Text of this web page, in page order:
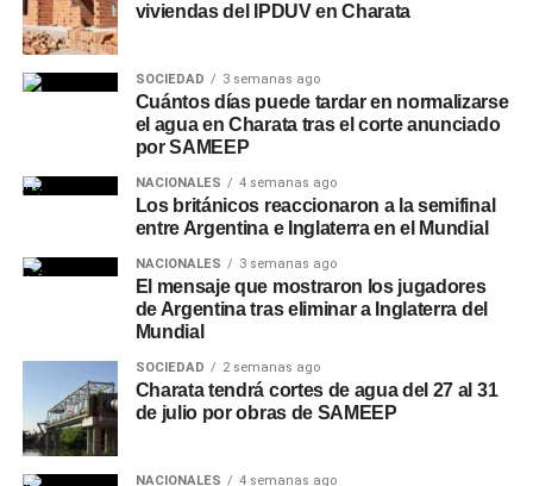
viviendas del IPDUV en Charata
SOCIEDAD 3 semanas ago
Cuántos días puede tardar en normalizarse
el agua en Charata tras el corte anunciado
por SAMEEP
NACIONALES 4 semanas ago
Los británicos reaccionaron a la semifinal
entre Argentina e Inglaterra en el Mundial
NACIONALES 3 semanas ago
El mensaje que mostraron los jugadores
de Argentina tras eliminar a Inglaterra del
Mundial
SOCIEDAD 2 semanas ago
Charata tendrá cortes de agua del 27 al 31
de julio por obras de SAMEEP
NACIONALES 4 semanas ago